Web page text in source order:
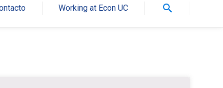
Working at Econ UC search